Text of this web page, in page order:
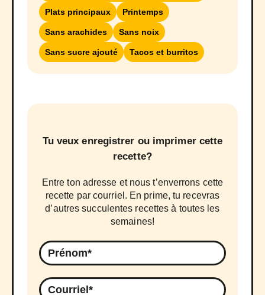
Plats principaux Printemps
Sans arachides Sans noix
Sans sucre ajouté Tacos et burritos
Tu veux enregistrer ou imprimer cette
recette?
Entre ton adresse et nous t’enverrons cette
recette par courriel. En prime, tu recevras
d’autres succulentes recettes à toutes les
semaines!